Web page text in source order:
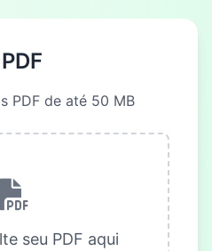
PDF de até 50 MB
seu PDF aqui